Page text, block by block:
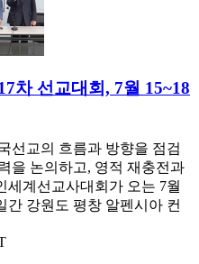
차 선교대회, 7월 15~18
선교의 흐름과 방향을 점검
을 논의하고, 영적 재충전과
세계선교사대회가 오는 7월
간 강원도 평창 알펜시아 컨